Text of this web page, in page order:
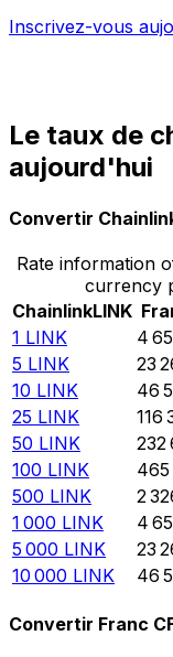
Inscrivez-vous
Le taux de
aujourd'hui
Convertir
Rate information
currency
ChainlinkLINK
1 LINK 4
5 LINK 23
10 LINK 46
25 LINK 116
50 LINK 232
100 LINK 465
500 LINK 2
1 000 LINK 4
5 000 LINK 23
10 000 LINK 46
Convertir Franc